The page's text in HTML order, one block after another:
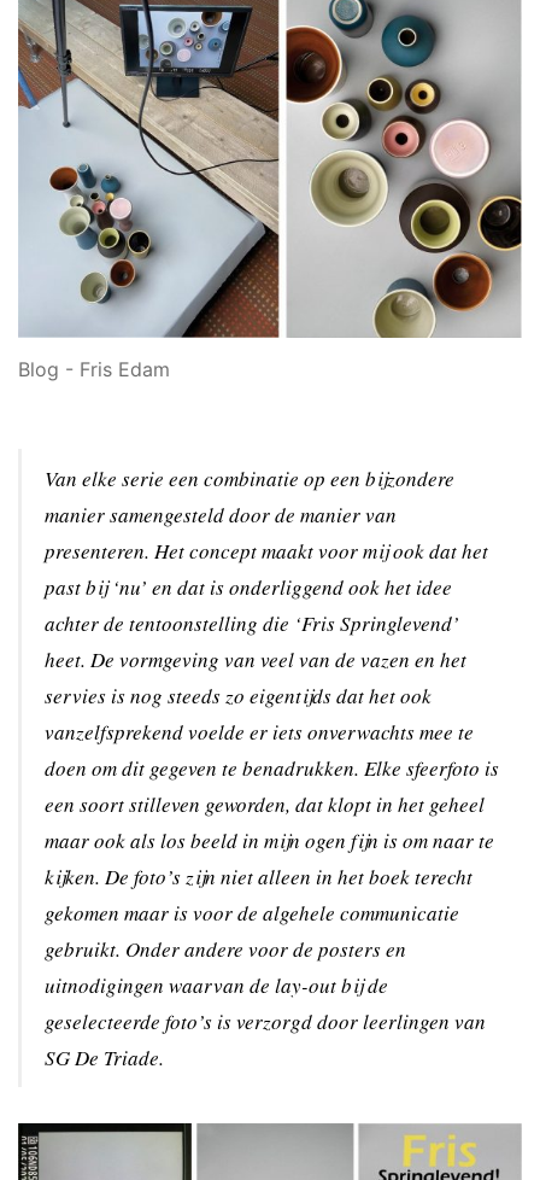
Blog - Fris Edam
Van elke serie een combinatie op een bijzondere
manier samengesteld door de manier van
presenteren. Het concept maakt voor mij ook dat het
past bij ‘nu’ en dat is onderliggend ook het idee
achter de tentoonstelling die ‘Fris Springlevend’
heet. De vormgeving van veel van de vazen en het
servies is nog steeds zo eigentijds dat het ook
vanzelfsprekend voelde er iets onverwachts mee te
doen om dit gegeven te benadrukken. Elke sfeerfoto is
een soort stilleven geworden, dat klopt in het geheel
maar ook als los beeld in mijn ogen fijn is om naar te
kijken. De foto’s zijn niet alleen in het boek terecht
gekomen maar is voor de algehele communicatie
gebruikt. Onder andere voor de posters en
uitnodigingen waarvan de lay-out bij de
geselecteerde foto’s is verzorgd door leerlingen van
SG De Triade.